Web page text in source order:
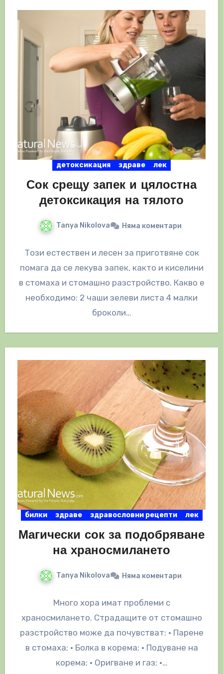
детоксикация здраве лек
Сок срещу запек и цялостна
детоксикация на тялото
Tanya Nikolova Няма коментари
Този естествен и лесен за приготвяне сок
помага да се лекува запек, както и киселини
в стомаха и стомашно разстройство. Какво е
необходимо: 2 чаши зелеви листа 4 малки
броколи…
билки здраве здравословни рецепти лек
Магически сок за подобряване
на храносмилането
Tanya Nikolova Няма коментари
Много хора имат проблеми с
храносмилането. Страдащите от стомашно
разстройство може да почувстват: • Парене
в стомаха; • Болка в корема; • Подуване на
корема; • Оригване и газ; •…